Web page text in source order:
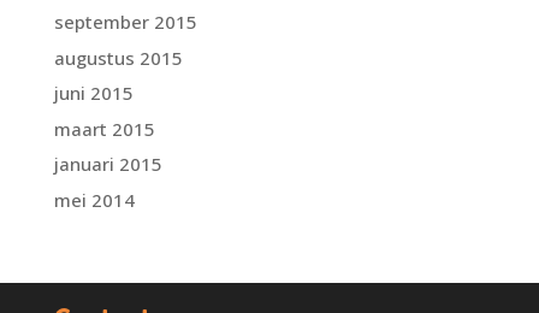
september 2015
augustus 2015
juni 2015
maart 2015
januari 2015
mei 2014